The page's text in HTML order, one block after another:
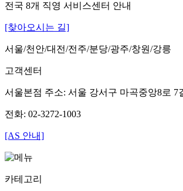
전국 8개 직영 서비스센터 안내
[찾아오시는 길]
서울/천안/대전/전주/분당/광주/창원/강릉
고객센터
서울본점 주소: 서울 강서구 마곡중앙8로 7
전화: 02-3272-1003
[AS 안내]
카테고리